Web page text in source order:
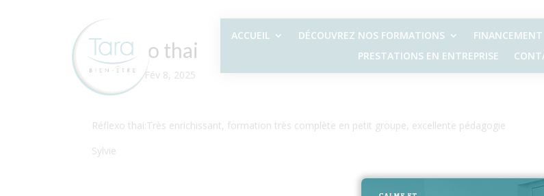
ACCUEIL DÉCOUVREZ NOS FORMATIONS FINANCEMENT
PRESTATIONS EN ENTREPRISE
Réflexo thai
par Sylvie|Fév 8, 2025
Réflexo thai:Très enrichissant, formation très complète en petit groupe, excellente pédagogie
Sylvie